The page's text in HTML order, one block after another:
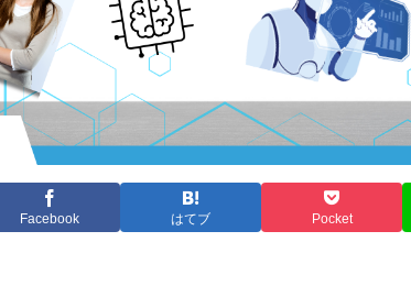
Facebook はてブ Pocket